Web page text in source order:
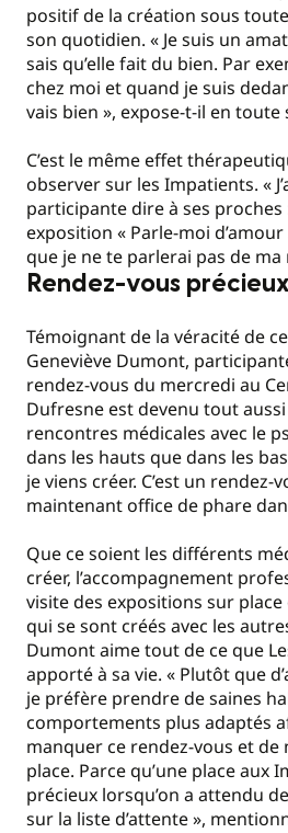
positif de la création sous
son quotidien. « Je suis un
sais qu’elle fait du bien. Par
chez moi et quand je suis
vais bien », expose-t-il en toute
C’est le même effet
observer sur les Impatients. «
participante dire à ses proches
exposition « Parle-moi
que je ne te parlerai pas de ma
Rendez-vous précieux
Témoignant de la véracité de
Geneviève Dumont,
rendez-vous du mercredi au
Dufresne est devenu tout
rencontres médicales avec le
dans les hauts que dans les
je viens créer. C’est un rendez-
maintenant office de phare
Que ce soient les différents
créer, l’accompagnement
visite des expositions sur place
qui se sont créés avec les
Dumont aime tout de ce que
apporté à sa vie. « Plutôt que
je préfère prendre de saines
comportements plus adaptés
manquer ce rendez-vous et de
place. Parce qu’une place aux
précieux lorsqu’on a attendu
sur la liste d’attente »,